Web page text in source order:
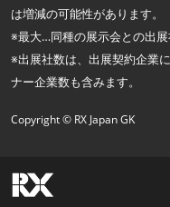
は増減の可能性があります。
※最大…同種の展示会との出展
※出展社数は、出展契約企業
ナー企業数も含みます。
Copyright © RX Japan GK